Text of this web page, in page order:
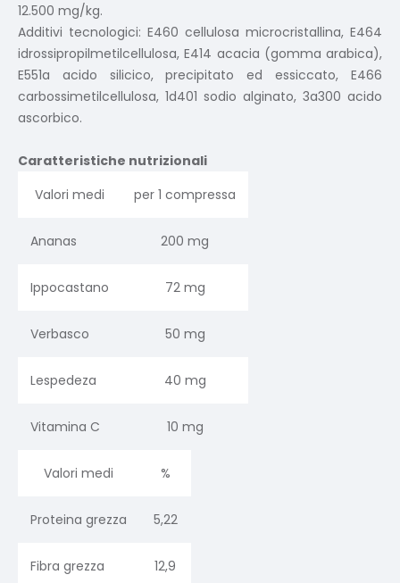
12.500 mg/kg.
Additivi tecnologici: E460 cellulosa microcristallina, E464
idrossipropilmetilcellulosa, E414 acacia (gomma arabica),
E551a acido silicico, precipitato ed essiccato, E466
carbossimetilcellulosa, 1d401 sodio alginato, 3a300 acido
ascorbico.
Caratteristiche nutrizionali
Valori medi
per 1 compressa
Ananas 200 mg
Ippocastano 72 mg
Verbasco 50 mg
Lespedeza 40 mg
Vitamina C 10 mg
Valori medi %
Proteina grezza 5,22
Fibra grezza 12,9